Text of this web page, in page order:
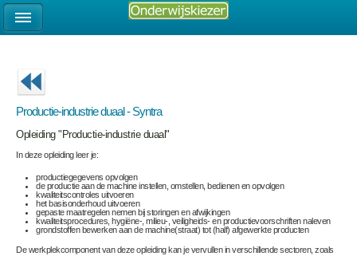
Productie-industrie duaal - Syntra
Opleiding "Productie-industrie duaal"
In deze opleiding leer je:
productiegegevens opvolgen
de productie aan de machine instellen, omstellen, bedienen en opvolgen
kwaliteitscontroles uitvoeren
het basisonderhoud uitvoeren
gepaste maatregelen nemen bij storingen en afwijkingen
kwaliteitsprocedures, hygiëne-, milieu-, veiligheids- en productievoorschriften naleven
grondstoffen bewerken aan de machine(straat) tot (half) afgewerkte producten
De werkplekcomponent van deze opleiding kan je vervullen in verschillende sectoren, zoals